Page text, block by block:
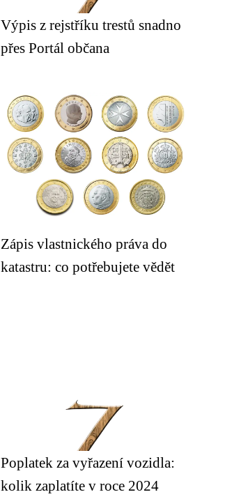
Výpis z rejstříku trestů snadno
přes Portál občana
Zápis vlastnického práva do
katastru: co potřebujete vědět
Poplatek za vyřazení vozidla:
kolik zaplatíte v roce 2024